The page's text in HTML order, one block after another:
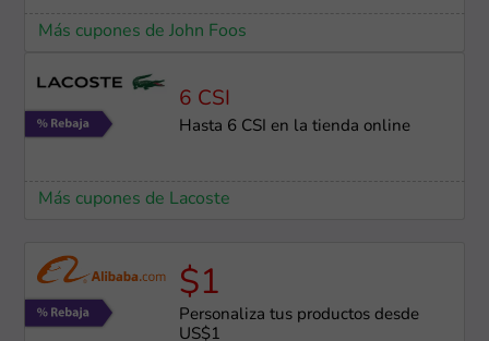
Más cupones de John Foos
6 CSI
Hasta 6 CSI en la tienda online
Más cupones de Lacoste
$1
Personaliza tus productos desde
US$1